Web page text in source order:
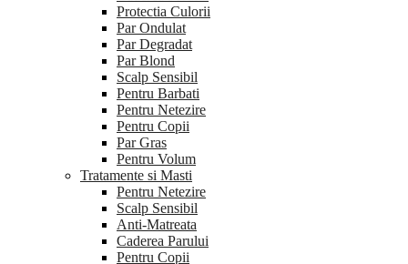
Protectia Culorii
Par Ondulat
Par Degradat
Par Blond
Scalp Sensibil
Pentru Barbati
Pentru Netezire
Pentru Copii
Par Gras
Pentru Volum
Tratamente si Masti
Pentru Netezire
Scalp Sensibil
Anti-Matreata
Caderea Parului
Pentru Copii